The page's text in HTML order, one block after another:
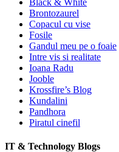
Brontozaurel
Copacul cu vise
Fosile
Gandul meu pe o foaie
Intre vis si realitate
Ioana Radu
Jooble
Krossfire’s Blog
Kundalini
Pandhora
Piratul cinefil
IT & Technology Blogs